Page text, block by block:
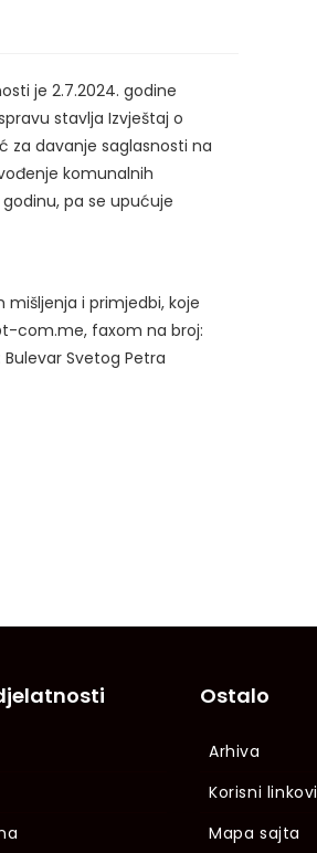
je 2.7.2024. godine
stavlja Izvještaj o
za davanje saglasnosti na
komunalnih
pa se upućuje
i primjedbi, koje
com.me, faxom na broj:
Svetog Petra
Ostalo
Arhiva
Korisni linkovi
Mapa sajta